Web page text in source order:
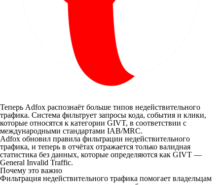
Теперь Adfox распознаёт больше типов недействительного
трафика. Система фильтрует запросы кода, события и клики,
которые относятся к категории GIVT, в соответствии с
международными стандартами IAB/MRС.
Adfox обновил правила фильтрации недействительного
трафика, и теперь в отчётах отражается только валидная
статистика без данных, которые определяются как GIVT —
General Invalid Traffic.
Почему это важно
Фильтрация недействительного трафика помогает владельцам